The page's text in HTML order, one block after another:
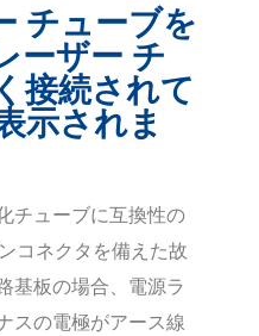
チューブを
ーザー チ
接続されて
示されま
チューブに互換性の
コネクタを備えた故
基板の場合、電源ラ
スの電極がアース線